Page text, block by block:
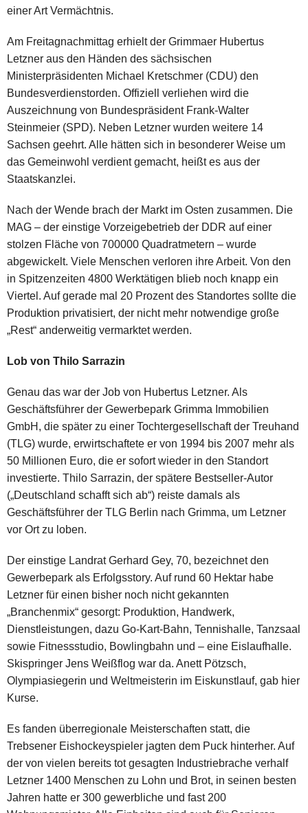
einer Art Vermächtnis.
Am Freitagnachmittag erhielt der Grimmaer Hubertus
Letzner aus den Händen des sächsischen
Ministerpräsidenten Michael Kretschmer (CDU) den
Bundesverdienstorden. Offiziell verliehen wird die
Auszeichnung von Bundespräsident Frank-Walter
Steinmeier (SPD). Neben Letzner wurden weitere 14
Sachsen geehrt. Alle hätten sich in besonderer Weise um
das Gemeinwohl verdient gemacht, heißt es aus der
Staatskanzlei.
Nach der Wende brach der Markt im Osten zusammen. Die
MAG – der einstige Vorzeigebetrieb der DDR auf einer
stolzen Fläche von 700000 Quadratmetern – wurde
abgewickelt. Viele Menschen verloren ihre Arbeit. Von den
in Spitzenzeiten 4800 Werktätigen blieb noch knapp ein
Viertel. Auf gerade mal 20 Prozent des Standortes sollte die
Produktion privatisiert, der nicht mehr notwendige große
„Rest“ anderweitig vermarktet werden.
Lob von Thilo Sarrazin
Genau das war der Job von Hubertus Letzner. Als
Geschäftsführer der Gewerbepark Grimma Immobilien
GmbH, die später zu einer Tochtergesellschaft der Treuhand
(TLG) wurde, erwirtschaftete er von 1994 bis 2007 mehr als
50 Millionen Euro, die er sofort wieder in den Standort
investierte. Thilo Sarrazin, der spätere Bestseller-Autor
(„Deutschland schafft sich ab“) reiste damals als
Geschäftsführer der TLG Berlin nach Grimma, um Letzner
vor Ort zu loben.
Der einstige Landrat Gerhard Gey, 70, bezeichnet den
Gewerbepark als Erfolgsstory. Auf rund 60 Hektar habe
Letzner für einen bisher noch nicht gekannten
„Branchenmix“ gesorgt: Produktion, Handwerk,
Dienstleistungen, dazu Go-Kart-Bahn, Tennishalle, Tanzsaal
sowie Fitnessstudio, Bowlingbahn und – eine Eislaufhalle.
Skispringer Jens Weißflog war da. Anett Pötzsch,
Olympiasiegerin und Weltmeisterin im Eiskunstlauf, gab hier
Kurse.
Es fanden überregionale Meisterschaften statt, die
Trebsener Eishockeyspieler jagten dem Puck hinterher. Auf
der von vielen bereits tot gesagten Industriebrache verhalf
Letzner 1400 Menschen zu Lohn und Brot, in seinen besten
Jahren hatte er 300 gewerbliche und fast 200